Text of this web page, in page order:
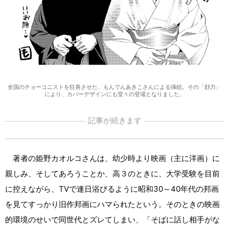
全国のチョーコニストを狂喜させた、もんでんあきこさんによる挿絵。その「顔力」
により、カバーデザインにも堂々の登場となりました。
記事が続きます
著者の姫野カオルコさんは、幼少時より映画（主に洋画）に
親しみ、そしてあろうことか、高３のときに、大学受験を目前
に控えながら、TVで連日浴びるように昭和30～40年代の邦画
を見てすっかり旧作邦画にハマられたという。そのときの映画
的環境のせいで同世代とズレてしまい、「そばに話し相手がな